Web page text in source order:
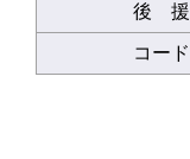
後 援
コード